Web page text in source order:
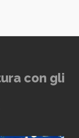
con gli